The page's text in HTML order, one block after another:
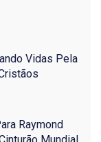
Vidas Pela
Raymond